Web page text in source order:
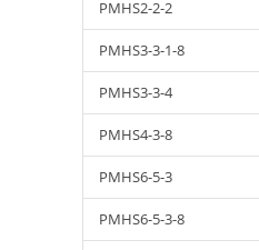
PMHS2-2-2
PMHS3-3-1-8
PMHS3-3-4
PMHS4-3-8
PMHS6-5-3
PMHS6-5-3-8